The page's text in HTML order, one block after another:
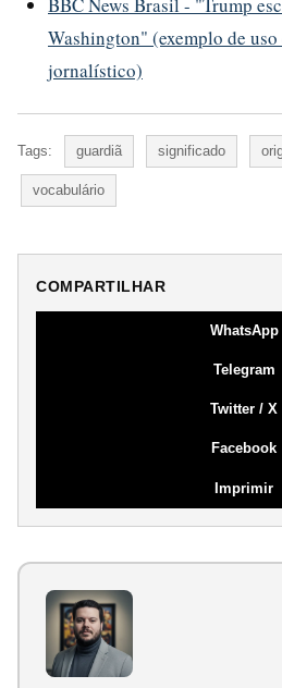
Washington" (exemplo de
jornalístico)
Tags: guardiã significado
vocabulário
COMPARTILHAR
WhatsApp
Telegram
Twitter / X
Facebook
Imprimir